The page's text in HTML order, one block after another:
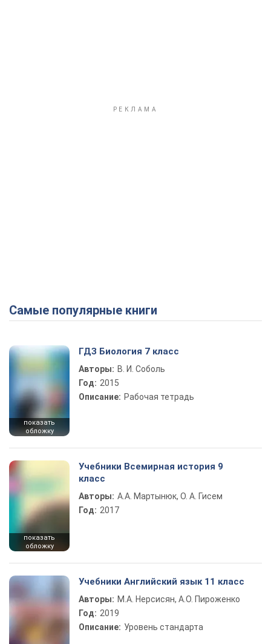
Самые популярные книги
показать
обложку
ГДЗ Биология 7 класс
Авторы: В. И. Соболь
Год: 2015
Описание: Рабочая тетрадь
показать
обложку
Учебники Всемирная история 9
класс
Авторы: А.А. Мартынюк, О. А. Гисем
Год: 2017
Учебники Английский язык 11 класс
Авторы: М.А. Нерсисян, А.О. Пироженко
Год: 2019
Описание: Уровень стандарта